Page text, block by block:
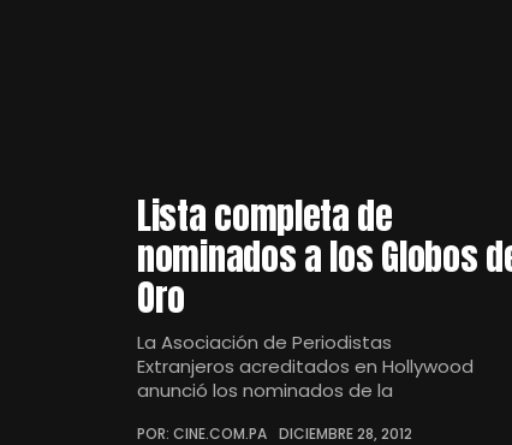
Lista completa de
nominados a los Globos
Oro
La Asociación de Periodistas
Extranjeros acreditados en Hollywood
anunció los nominados de la
POR: CINE.COM.PA DICIEMBRE 28, 2012